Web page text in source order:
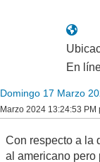
En
Domingo 17 Marzo
Marzo 2024 13:24:53
Con respecto a la
al americano pero